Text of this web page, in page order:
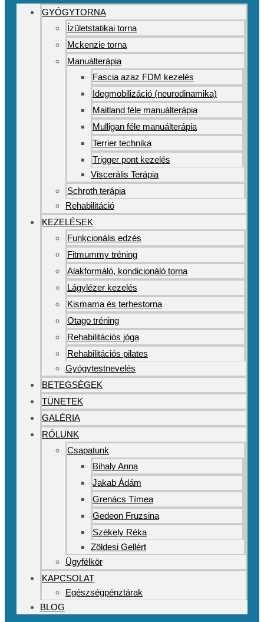
GYÓGYTORNA
Ízületstatikai torna
Mckenzie torna
Manuálterápia
Fascia azaz FDM kezelés
Idegmobilizáció (neurodinamika)
Maitland féle manuálterápia
Mulligan féle manuálterápia
Terrier technika
Trigger pont kezelés
Viscerális Terápia
Schroth terápia
Rehabilitáció
KEZELÉSEK
Funkcionális edzés
Fitmummy tréning
Alakformáló, kondicionáló torna
Lágylézer kezelés
Kismama és terhestorna
Otago tréning
Rehabilitációs jóga
Rehabilitációs pilates
Gyógytestnevelés
BETEGSÉGEK
TÜNETEK
GALÉRIA
RÓLUNK
Csapatunk
Bihaly Anna
Jakab Ádám
Grenács Tímea
Gedeon Fruzsina
Székely Réka
Zöldesi Gellért
Ügyfélkör
KAPCSOLAT
Egészségpénztárak
BLOG